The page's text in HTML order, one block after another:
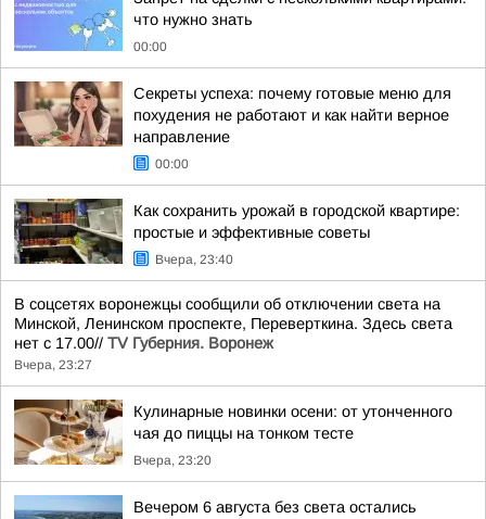
что нужно знать
00:00
Секреты успеха: почему готовые меню для
похудения не работают и как найти верное
направление
00:00
Как сохранить урожай в городской квартире:
простые и эффективные советы
Вчера, 23:40
В соцсетях воронежцы сообщили об отключении света на
Минской, Ленинском проспекте, Переверткина. Здесь света
нет с 17.00// TV Губерния. Воронеж
Вчера, 23:27
Кулинарные новинки осени: от утонченного
чая до пиццы на тонком тесте
Вчера, 23:20
Вечером 6 августа без света остались